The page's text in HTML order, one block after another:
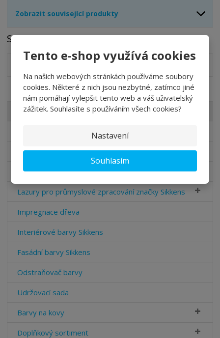
Tento e-shop využívá cookies
Na našich webových stránkách používáme soubory
cookies. Některé z nich jsou nezbytné, zatímco jiné
nám pomáhají vylepšit tento web a váš uživatelský
zážitek. Souhlasíte s používáním všech cookies?
Nastavení
Souhlasím
Zobrazit související produkty
Soubory ke stažení
VŠECHNY KATEGORIE
Samozákladovací a renovační lazury značky Sikkens
Lazury na dřevo značky Sikkens
Krycí barvy na dřevo značky Sikkens
Lazury pro průmyslové zpracování značky Sikkens
Impregnace dřeva
Interiérové barvy Sikkens
Fasádní barvy Sikkens
Odstraňovač barvy
Udržovací sada
Barvy na kovy
Doplňkový sortiment